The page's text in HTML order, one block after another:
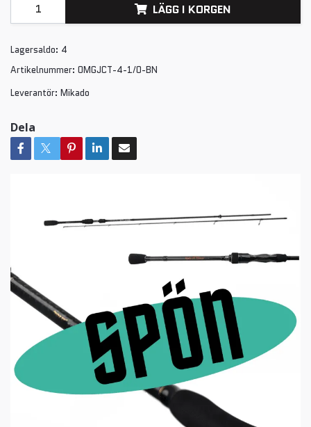
LÄGG I KORGEN
Lagersaldo: 4
Artikelnummer: OMGJCT-4-1/0-BN
Leverantör: Mikado
Dela